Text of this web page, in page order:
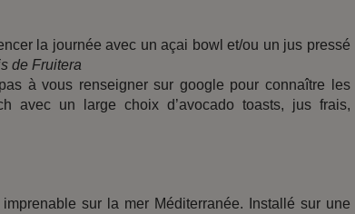
la journée avec un açai bowl et/ou un jus pressé
de Fruitera
à vous renseigner sur google pour connaître les
avec un large choix d’avocado toasts, jus frais,
sur la mer Méditerranée. Installé sur une